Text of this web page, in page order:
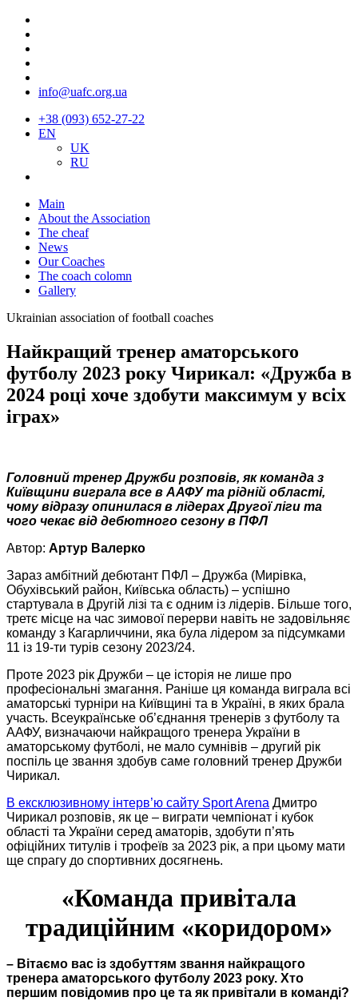
info@uafc.org.ua
+38 (093) 652-27-22
EN
UK
RU
Main
About the Association
The cheaf
News
Our Coaches
The coach colomn
Gallery
Ukrainian association of football coaches
Найкращий тренер аматорського
футболу 2023 року Чирикал: «Дружба в
2024 році хоче здобути максимум у всіх
іграх»
Головний тренер Дружби розповів, як команда з
Київщини виграла все в ААФУ та рідній області,
чому відразу опинилася в лідерах Другої ліги та
чого чекає від дебютного сезону в ПФЛ
Автор: Артур Валерко
Зараз амбітний дебютант ПФЛ – Дружба (Мирівка,
Обухівський район, Київська область) – успішно
стартувала в Другій лізі та є одним із лідерів. Більше того,
третє місце на час зимової перерви навіть не задовільняє
команду з Кагарличчини, яка була лідером за підсумками
11 із 19-ти турів сезону 2023/24.
Проте 2023 рік Дружби – це історія не лише про
професіональні змагання. Раніше ця команда виграла всі
аматорські турніри на Київщині та в Україні, в яких брала
участь. Всеукраїнське об’єднання тренерів з футболу та
ААФУ, визначаючи найкращого тренера України в
аматорському футболі, не мало сумнівів – другий рік
поспіль це звання здобув саме головний тренер Дружби
Чирикал.
В ексклюзивному інтерв’ю сайту Sport Arena Дмитро
Чирикал розповів, як це – виграти чемпіонат і кубок
області та України серед аматорів, здобути п’ять
офіційних титулів і трофеїв за 2023 рік, а при цьому мати
ще спрагу до спортивних досягнень.
«Команда привітала
традиційним «коридором»
– Вітаємо вас із здобуттям звання найкращого
тренера аматорського футболу 2023 року. Хто
першим повідомив про це та як привітали в команді?